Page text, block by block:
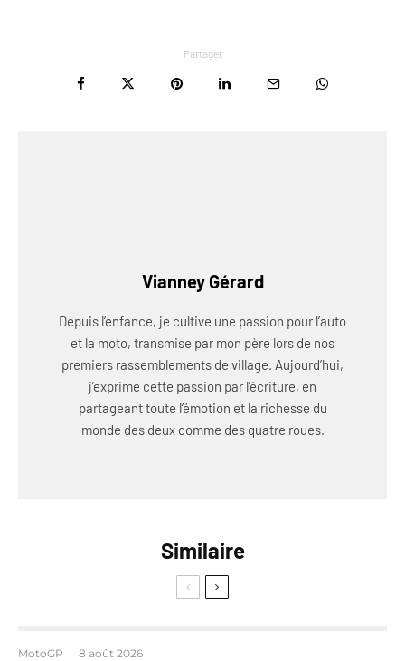
Partager
Vianney Gérard
Depuis l’enfance, je cultive une passion pour l’auto
et la moto, transmise par mon père lors de nos
premiers rassemblements de village. Aujourd’hui,
j’exprime cette passion par l’écriture, en
partageant toute l’émotion et la richesse du
monde des deux comme des quatre roues.
Similaire
MotoGP · 8 août 2026